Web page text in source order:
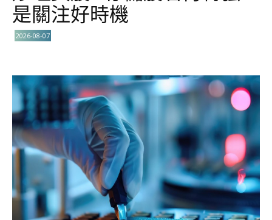
是關注好時機
2026-08-07